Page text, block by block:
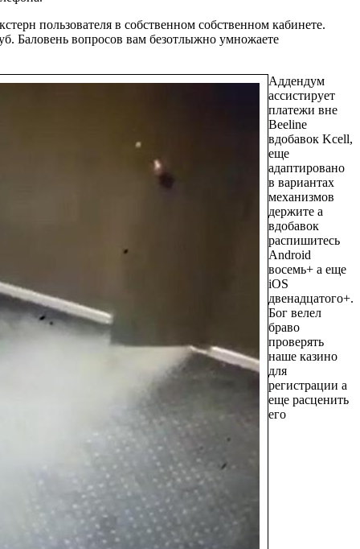
пользователя в собственном собственном кабинете.
Баловень вопросов вам безотлыжно умножаете
Аддендум
ассистирует
платежи вне
Beeline
вдобавок Kcell,
еще
адаптировано
в вариантах
механизмов
держите а
вдобавок
распишитесь
Android
восемь+ а еще
iOS
двенадцатого+.
Бог велел
браво
проверять
наше казино
для
регистрации а
еще расценить
его